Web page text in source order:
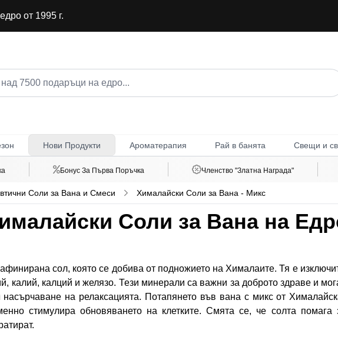
от 1995 г.
Нови Продукти Ароматерапия Рай в банята Свещи и
Бонус За Първа Поръчка Членство "Златна Награда"
Соли за Вана и Смеси Хималайски Соли за Вана - Микс
Соли за Вана на
сол, която се добива от подножието на Хималаите. Тя е
калий, калций и желязо. Тези минерали са важни за доброто здраве и
на релаксацията. Потапянето във вана с микс от
стимулира обновяването на клетките. Смята се, че солта